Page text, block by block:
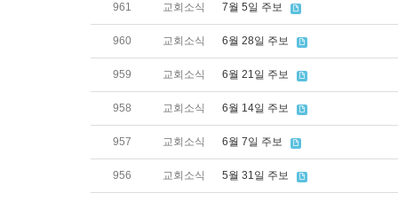
961 교회소식 7월 5일 주보
960 교회소식 6월 28일 주보
959 교회소식 6월 21일 주보
958 교회소식 6월 14일 주보
957 교회소식 6월 7일 주보
956 교회소식 5월 31일 주보